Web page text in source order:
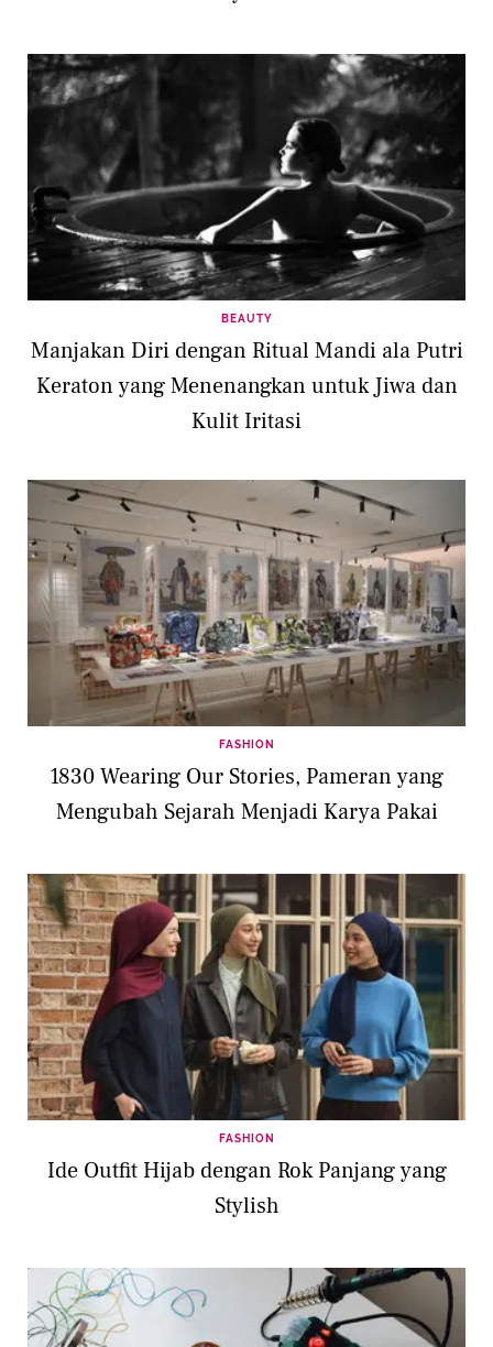
BEAUTY
Manjakan Diri dengan Ritual Mandi ala Putri
Keraton yang Menenangkan untuk Jiwa dan
Kulit Iritasi
FASHION
1830 Wearing Our Stories, Pameran yang
Mengubah Sejarah Menjadi Karya Pakai
FASHION
Ide Outfit Hijab dengan Rok Panjang yang
Stylish